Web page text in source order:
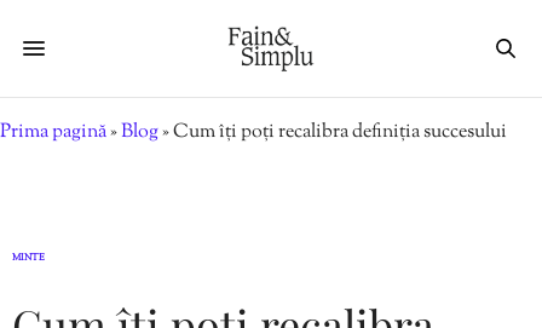
Prima pagină»Blog»Cum îți poți recalibra definiția succesului
MINTE